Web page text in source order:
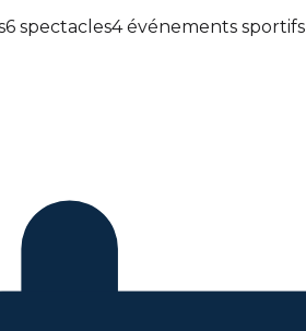
6 spectacles4 événements sportifs